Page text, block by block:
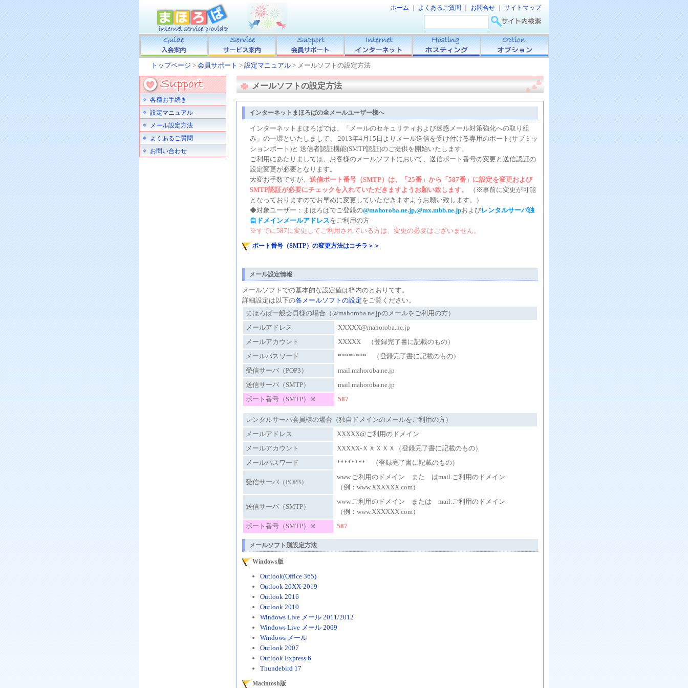
ホーム よくあるご質問 お問合せ サイトマップ
トップページ > 会員サポート > 設定マニュアル > メールソフトの設定方法
各種お手続き
設定マニュアル
メール設定方法
よくあるご質問
お問い合わせ
メールソフトの設定方法
インターネットまほろばの全メールユーザー様へ
インターネットまほろばでは、「メールのセキュリティおよび迷惑メール対策強化への取り組
み」の一環といたしまして、 2013年4月15日よりメール送信を受け付ける専用のポート(サブミッ
ションポート)と 送信者認証機能(SMTP認証)のご提供を開始いたします。
ご利用にあたりましては、お客様のメールソフトにおいて、送信ポート番号の変更と送信認証の
設定変更が必要となります。
大変お手数ですが、 送信ポート番号（SMTP）は、「25番」から「587番」に設定を変更および
SMTP認証が必要にチェックを入れていただきますようお願い致します。
（※事前に変更が可能
となっておりますのでお早めに変更していただきますようお願い致します。）
◆対象ユーザー：まほろばでご登録の@mahoroba.ne.jp,@mx.mbb.ne.jpおよびレンタルサーバ独
自ドメインメールアドレスをご利用の方
※すでに587に変更してご利用されている方は、変更の必要はございません。
ポート番号（SMTP）の変更方法はコチラ＞＞
メール設定情報
メールソフトでの基本的な設定値は枠内のとおりです。
詳細設定は以下の各メールソフトの設定をご覧ください。
まほろば一般会員様の場合（@mahoroba.ne.jpのメールをご利用の方）
メールアドレス
XXXXX@mahoroba.ne.jp
メールアカウント
XXXXX （登録完了書に記載のもの）
メールパスワード
******** （登録完了書に記載のもの）
受信サーバ（POP3）
mail.mahoroba.ne.jp
送信サーバ（SMTP）
mail.mahoroba.ne.jp
ポート番号（SMTP）※
587
レンタルサーバ会員様の場合（独自ドメインのメールをご利用の方）
メールアドレス
XXXXX@ご利用のドメイン
メールアカウント
XXXXX-ＸＸＸＸＸ（登録完了書に記載のもの）
メールパスワード
******** （登録完了書に記載のもの）
受信サーバ（POP3）
www.ご利用のドメイン また はmail.ご利用のドメイン
（例：www.XXXXXX.com）
送信サーバ（SMTP）
www.ご利用のドメイン または mail.ご利用のドメイン
（例：www.XXXXXX.com）
ポート番号（SMTP）※
587
メールソフト別設定方法
Windows版
Outlook(Office 365)
Outlook 20XX-2019
Outlook 2016
Outlook 2010
Windows Live メール 2011/2012
Windows Live メール 2009
Windows メール
Outlook 2007
Outlook Express 6
Thundebird 17
Macintosh版